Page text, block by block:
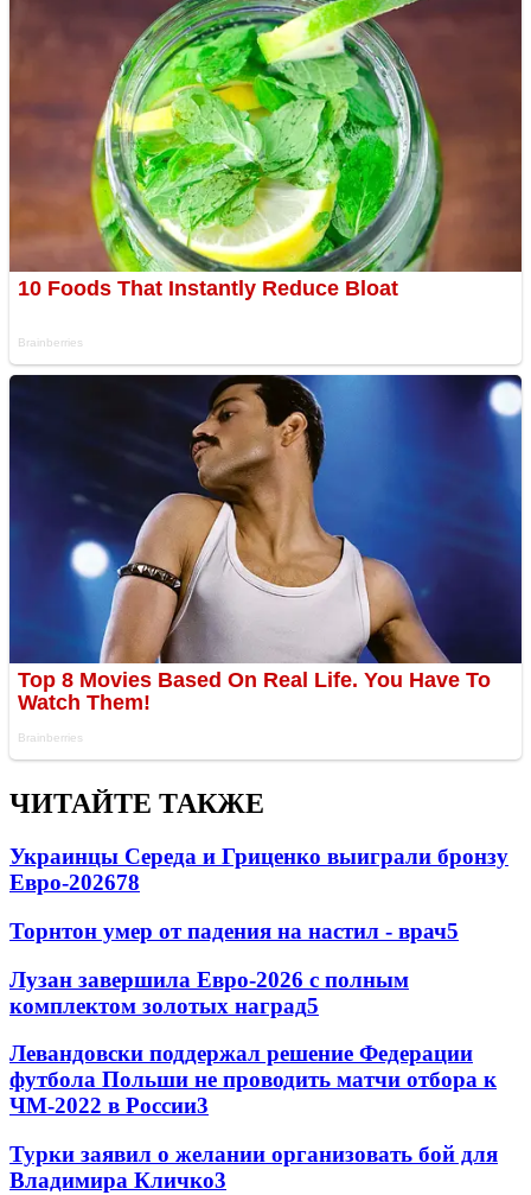
ЧИТАЙТЕ ТАКЖЕ
Украинцы Середа и Гриценко выиграли бронзу
Евро-202678
Торнтон умер от падения на настил - врач5
Лузан завершила Евро-2026 с полным
комплектом золотых наград5
Левандовски поддержал решение Федерации
футбола Польши не проводить матчи отбора к
ЧМ-2022 в России3
Турки заявил о желании организовать бой для
Владимира Кличко3